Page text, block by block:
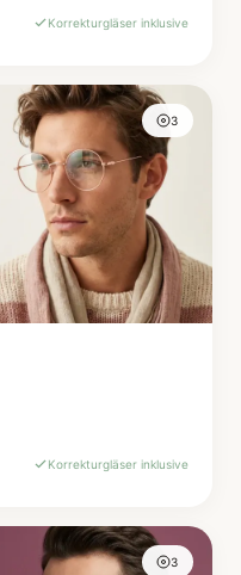
Korrekturgläser inklusive
3
Korrekturgläser inklusive
3